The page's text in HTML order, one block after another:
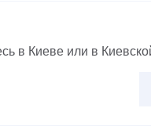
в Киеве или в